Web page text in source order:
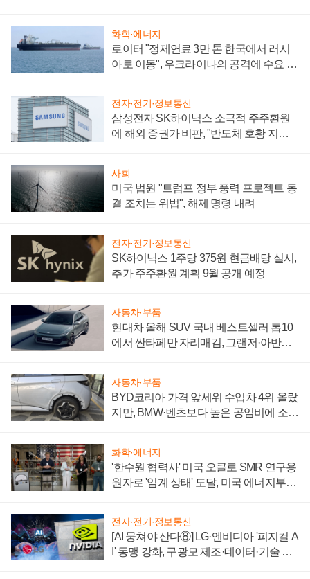
화학·에너지
로이터 "정제연료 3만 톤 한국에서 러시
아로 이동", 우크라이나의 공격에 수요 늘
전자·전기·정보통신
삼성전자 SK하이닉스 소극적 주주환원
에 해외 증권가 비판, "반도체 호황 지속
사회
미국 법원 "트럼프 정부 풍력 프로젝트 동
결 조치는 위법", 해제 명령 내려
전자·전기·정보통신
SK하이닉스 1주당 375원 현금배당 실시,
추가 주주환원 계획 9월 공개 예정
자동차·부품
현대차 올해 SUV 국내 베스트셀러 톱10
에서 싼타페만 자리매김, 그랜저·아반떼
자동차·부품
BYD코리아 가격 앞세워 수입차 4위 올랐
지만, BMW·벤츠보다 높은 공임비에 소비
화학·에너지
'한수원 협력사' 미국 오클로 SMR 연구용
원자로 '임계 상태' 도달, 미국 에너지부
전자·전기·정보통신
[AI 뭉쳐야 산다⑧] LG·엔비디아 '피지컬 A
I' 동맹 강화, 구광모 제조·데이터·기술 결